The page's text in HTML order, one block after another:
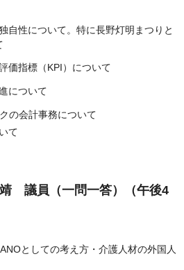
性について。特に長野灯明まつりと
価指標（KPI）について
について
の会計事務について
て
員（一問一答）（午後4
としての考え方・介護人材の外国人